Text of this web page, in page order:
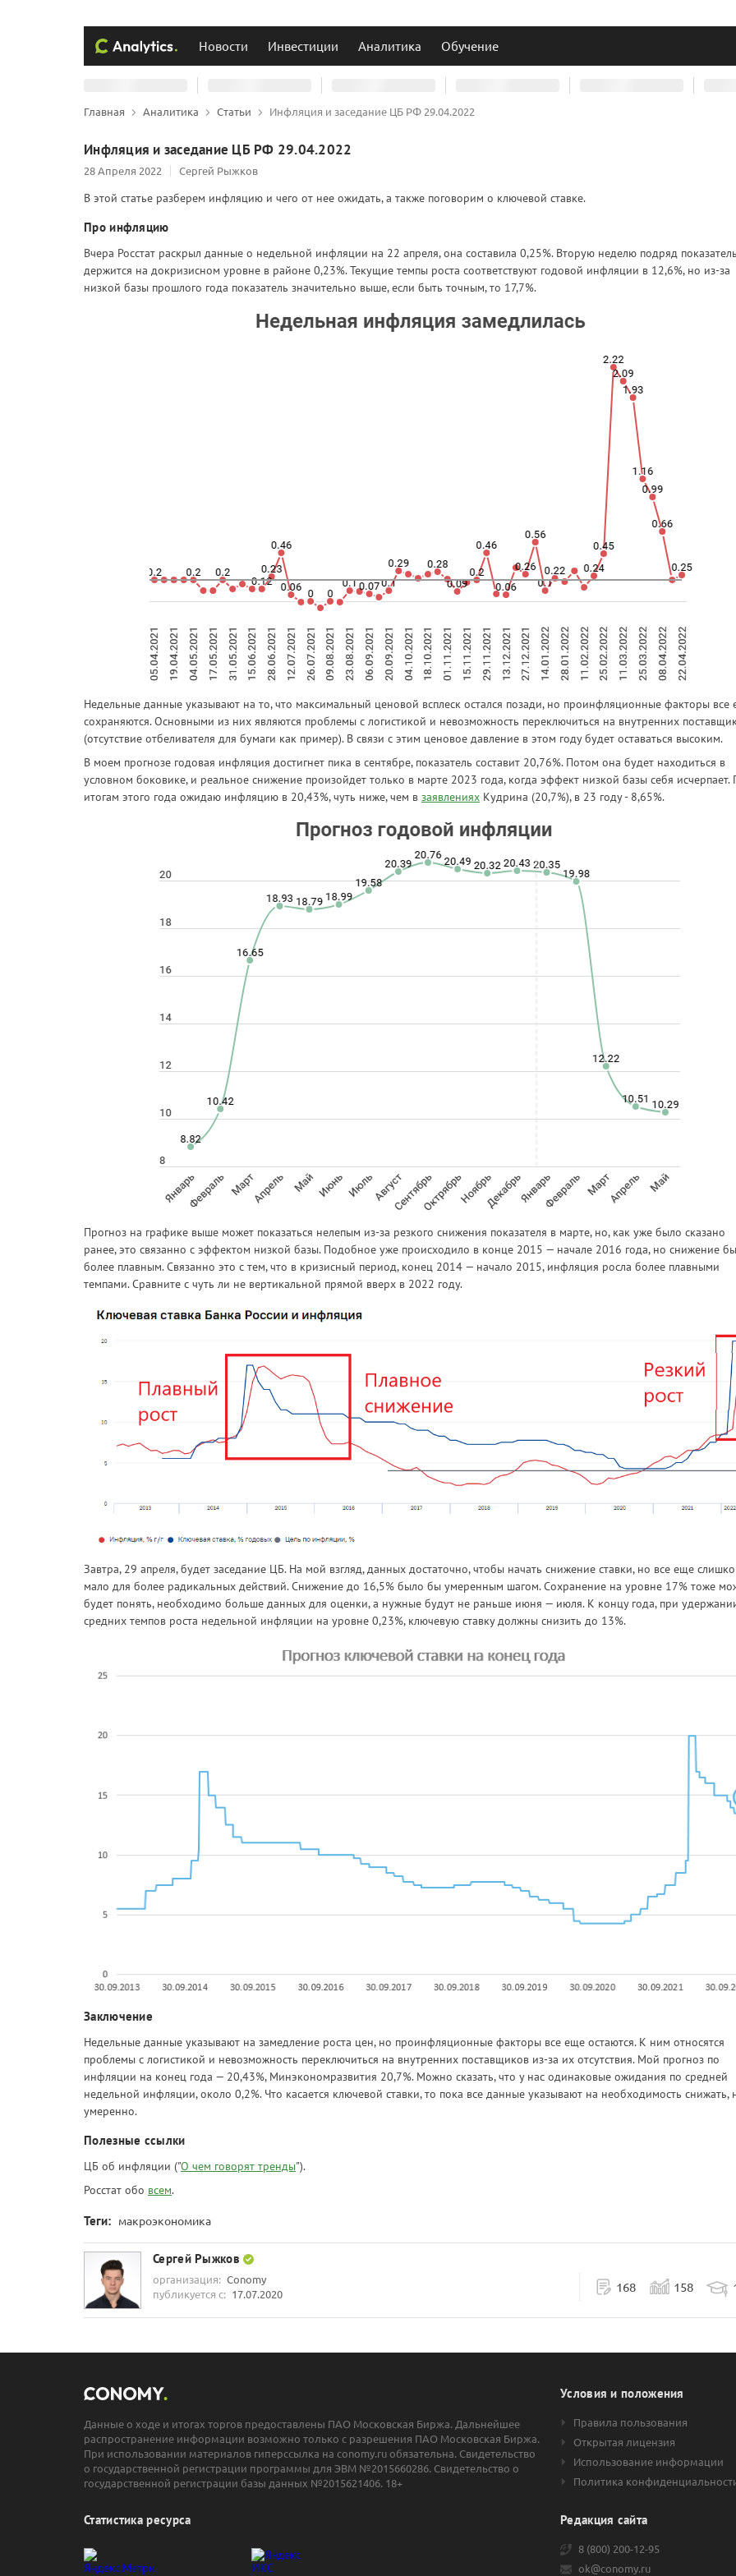
Новости Инвестиции Аналитика Обучение
Главная Аналитика Статьи Инфляция и заседание ЦБ РФ 29.04.2022
Инфляция и заседание ЦБ РФ 29.04.2022
28 Апреля 2022 Сергей Рыжков
В этой статье разберем инфляцию и чего от нее ожидать, а также поговорим о ключевой ставке.
Про инфляцию
Вчера Росстат раскрыл данные о недельной инфляции на 22 апреля, она составила 0,25%. Вторую неделю подряд
держится на докризисном уровне в районе 0,23%. Текущие темпы роста соответствуют годовой инфляции в 12,6%, но из-за
низкой базы прошлого года показатель значительно выше, если быть точным, то 17,7%.
Недельные данные указывают на то, что максимальный ценовой всплеск остался позади, но проинфляционные факторы все
сохраняются. Основными из них являются проблемы с логистикой и невозможность переключиться на внутренних
(отсутствие отбеливателя для бумаги как пример). В связи с этим ценовое давление в этом году будет оставаться высоким.
В моем прогнозе годовая инфляция достигнет пика в сентябре, показатель составит 20,76%. Потом она будет находиться в
условном боковике, и реальное снижение произойдет только в марте 2023 года, когда эффект низкой базы себя исчерпает.
итогам этого года ожидаю инфляцию в 20,43%, чуть ниже, чем в заявлениях Кудрина (20,7%), в 23 году - 8,65%.
Прогноз на графике выше может показаться нелепым из-за резкого снижения показателя в марте, но, как уже было сказано
ранее, это связанно с эффектом низкой базы. Подобное уже происходило в конце 2015 — начале 2016 года, но снижение
более плавным. Связанно это с тем, что в кризисный период, конец 2014 — начало 2015, инфляция росла более плавными
темпами. Сравните с чуть ли не вертикальной прямой вверх в 2022 году.
Завтра, 29 апреля, будет заседание ЦБ. На мой взгляд, данных достаточно, чтобы начать снижение ставки, но все еще
мало для более радикальных действий. Снижение до 16,5% было бы умеренным шагом. Сохранение на уровне 17% тоже
будет понять, необходимо больше данных для оценки, а нужные будут не раньше июня — июля. К концу года, при
средних темпов роста недельной инфляции на уровне 0,23%, ключевую ставку должны снизить до 13%.
Заключение
Недельные данные указывают на замедление роста цен, но проинфляционные факторы все еще остаются. К ним относятся
проблемы с логистикой и невозможность переключиться на внутренних поставщиков из-за их отсутствия. Мой прогноз по
инфляции на конец года — 20,43%, Минэкономразвития 20,7%. Можно сказать, что у нас одинаковые ожидания по средней
недельной инфляции, около 0,2%. Что касается ключевой ставки, то пока все данные указывают на необходимость снижать,
умеренно.
Полезные ссылки
ЦБ об инфляции ("О чем говорят тренды").
Росстат обо всем.
Теги: макроэкономика
Сергей Рыжков
организация: Conomy
публикуется с: 17.07.2020 168 158
Данные о ходе и итогах торгов предоставлены ПАО Московская Биржа. Дальнейшее
распространение информации возможно только с разрешения ПАО Московская Биржа.
При использовании материалов гиперссылка на conomy.ru обязательна. Свидетельство
о государственной регистрации программы для ЭВМ №2015660286. Свидетельство о
государственной регистрации базы данных №2015621406. 18+
Условия и положения
Правила пользования
Открытая лицензия
Использование информации
Политика
Редакция сайта
8 (800) 200-12-95
ok@conomy.ru
Статистика ресурса